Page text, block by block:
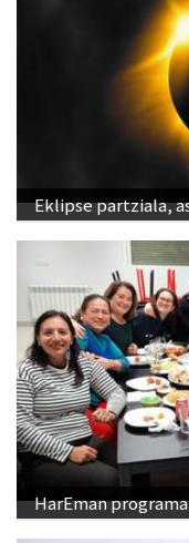
Eklipse partziala,
HarEman